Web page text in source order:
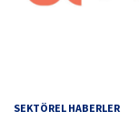
SEKTÖREL HABERLER